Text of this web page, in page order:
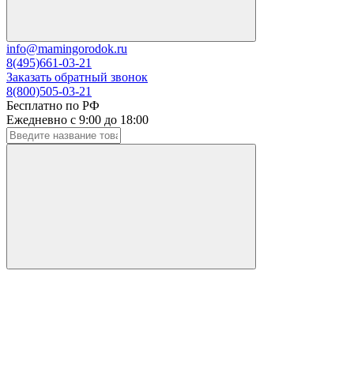
info@mamingorodok.ru
8(495)661-03-21
Заказать обратный звонок
8(800)505-03-21
Бесплатно по РФ
Ежедневно с 9:00 до 18:00